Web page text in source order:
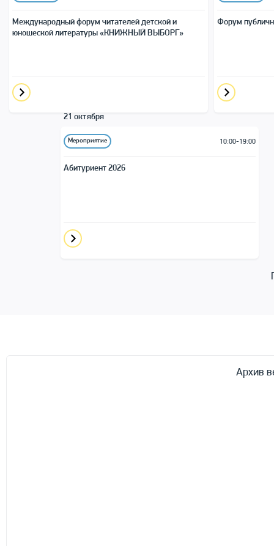
Международный форум читателей детской и
юношеской литера­туры «КНИЖНЫЙ ВЫБОРГ»
Форум
21 октября
Мероприятие 10:00-19:00
Абитуриент 2026
Архив